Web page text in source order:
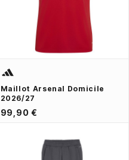
Maillot Arsenal Domicile
2026/27
99,90 €